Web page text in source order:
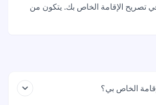
تصريح الإقامة الخاص بك. يتكون من
الخاص بي؟